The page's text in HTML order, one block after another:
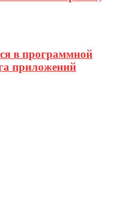
в программной
приложений